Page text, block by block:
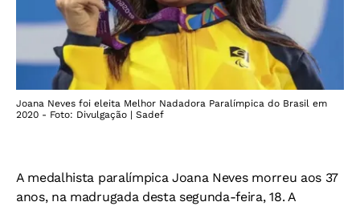
Joana Neves foi eleita Melhor Nadadora Paralímpica do Brasil em
2020 - Foto: Divulgação | Sadef
A medalhista paralímpica Joana Neves morreu aos 37
anos, na madrugada desta segunda-feira, 18. A